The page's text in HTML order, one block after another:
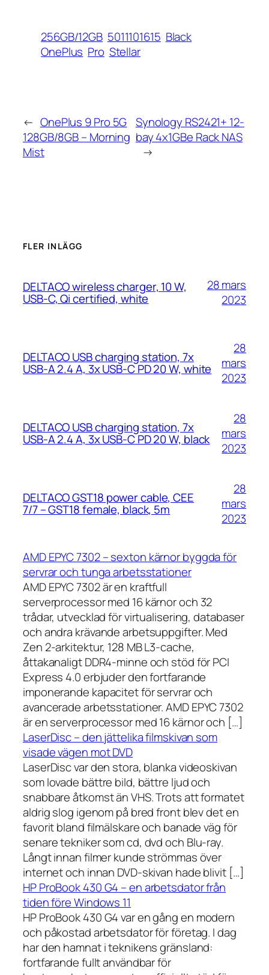
256GB/12GB 5011101615 Black
OnePlus Pro Stellar
← OnePlus 9 Pro 5G
128GB/8GB – Morning
Mist
Synology RS2421+ 12-
bay 4x1GBe Rack NAS
→
FLER INLÄGG
DELTACO wireless charger, 10 W,
USB-C, Qi certified, white
28 mars
2023
DELTACO USB charging station, 7x
USB-A 2.4 A, 3x USB-C PD 20 W, white
28
mars
2023
DELTACO USB charging station, 7x
USB-A 2.4 A, 3x USB-C PD 20 W, black
28
mars
2023
DELTACO GST18 power cable, CEE
7/7 – GST18 female, black, 5m
28
mars
2023
AMD EPYC 7302 – sexton kärnor byggda för
servrar och tunga arbetsstationer
AMD EPYC 7302 är en kraftfull
serverprocessor med 16 kärnor och 32
trådar, utvecklad för virtualisering, databaser
och andra krävande arbetsuppgifter. Med
Zen 2-arkitektur, 128 MB L3-cache,
åttakanaligt DDR4-minne och stöd för PCI
Express 4.0 erbjuder den fortfarande
imponerande kapacitet för servrar och
avancerade arbetsstationer. AMD EPYC 7302
är en serverprocessor med 16 kärnor och […]
LaserDisc – den jättelika filmskivan som
visade vägen mot DVD
LaserDisc var den stora, blanka videoskivan
som lovade bättre bild, bättre ljud och
snabbare åtkomst än VHS. Trots att formatet
aldrig slog igenom på bred front blev det en
favorit bland filmälskare och banade väg för
senare tekniker som cd, dvd och Blu-ray.
Långt innan filmer kunde strömmas över
internet och innan DVD-skivan hade blivit […]
HP ProBook 430 G4 – en arbetsdator från
tiden före Windows 11
HP ProBook 430 G4 var en gång en modern
och påkostad arbetsdator för företag. I dag
har den hamnat i teknikens gränsland:
fortfarande fullt användbar för